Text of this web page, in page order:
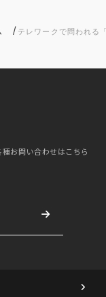
/ テレワークで問われる
種お問い合わせはこちら